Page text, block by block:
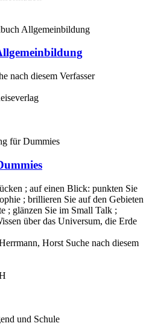
nach diesem Verfasser
; auf einen Blick: punkten Sie
; brillieren Sie auf den Gebieten
; glänzen Sie im Small Talk ;
über das Universum, die Erde
Horst Suche nach diesem